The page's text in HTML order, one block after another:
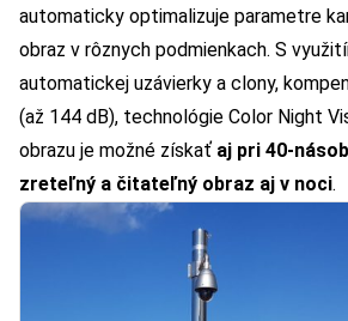
automaticky optimalizuje parametre
obraz v rôznych podmienkach. S
automatickej uzávierky a clony,
(až 144 dB), technológie Color Night
obrazu je možné získať aj pri 40-
zreteľný a čitateľný obraz aj v noci.